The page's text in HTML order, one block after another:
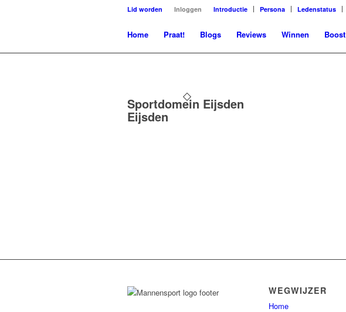
Lid worden Inloggen Introductie Persona Ledenstatus
Home Praat! Blogs Reviews Winnen Boost
Sportdomein Eijsden
Eijsden
WEGWIJZER
Home